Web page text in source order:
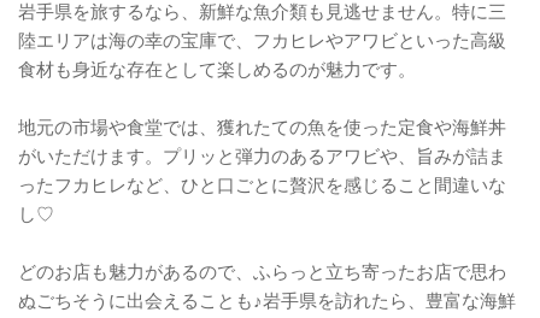
岩手県を旅するなら、新鮮な魚介類も見逃せません。特に三
陸エリアは海の幸の宝庫で、フカヒレやアワビといった高級
食材も身近な存在として楽しめるのが魅力です。
地元の市場や食堂では、獲れたての魚を使った定食や海鮮丼
がいただけます。プリッと弾力のあるアワビや、旨みが詰ま
ったフカヒレなど、ひと口ごとに贅沢を感じること間違いな
し♡
どのお店も魅力があるので、ふらっと立ち寄ったお店で思わ
ぬごちそうに出会えることも♪岩手県を訪れたら、豊富な海鮮